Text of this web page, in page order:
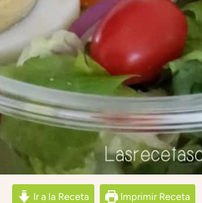
Ir a la Receta Imprimir Receta